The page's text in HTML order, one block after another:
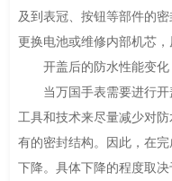
及到表冠、按钮等部件的
更换电池或维修内部机芯，
开盖后的防水性能变化
当万国手表需要进行开
工具和技术来尽量减少对
有的密封结构。因此，在
下降。具体下降的程度取